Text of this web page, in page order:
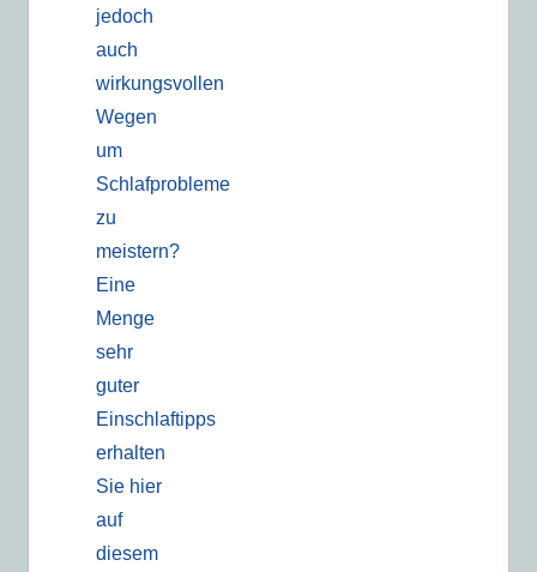
jedoch
auch
wirkungsvollen
Wegen
um
Schlafprobleme
zu
meistern?
Eine
Menge
sehr
guter
Einschlaftipps
erhalten
Sie hier
auf
diesem